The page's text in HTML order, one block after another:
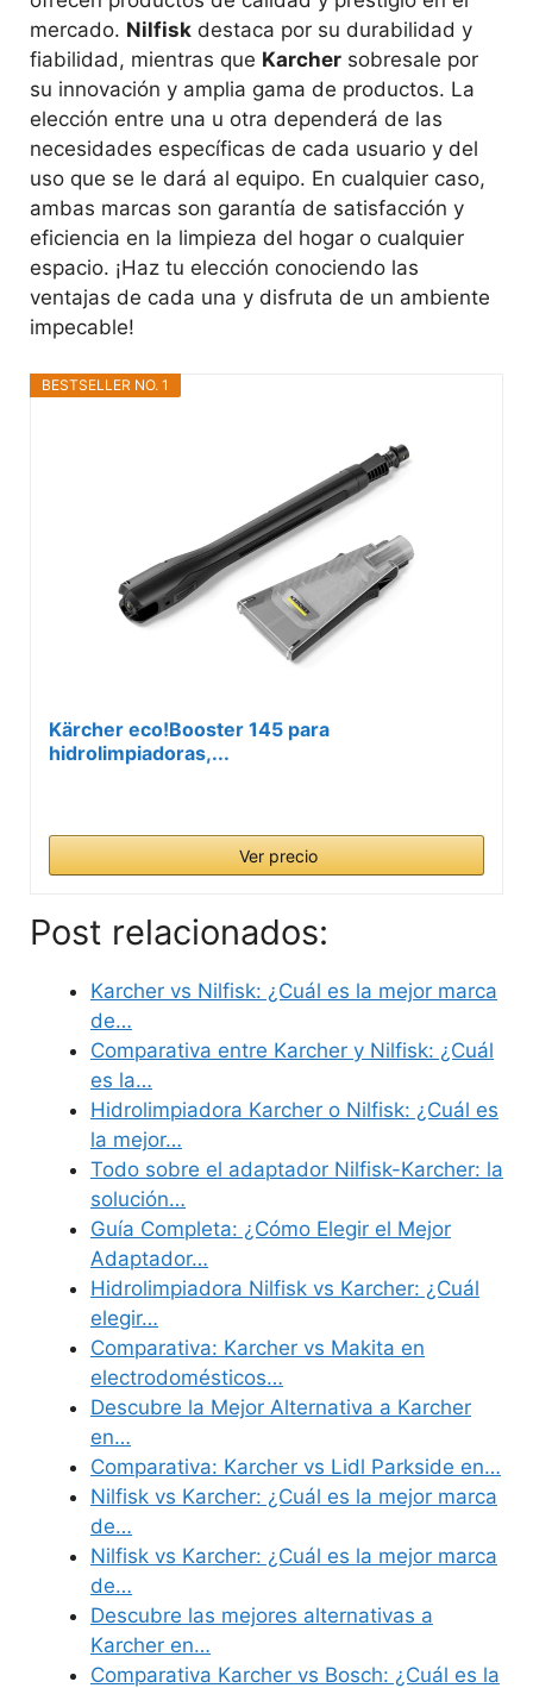
mercado. Nilfisk destaca por su durabilidad y
fiabilidad, mientras que Karcher sobresale por
su innovación y amplia gama de productos. La
elección entre una u otra dependerá de las
necesidades específicas de cada usuario y del
uso que se le dará al equipo. En cualquier caso,
ambas marcas son garantía de satisfacción y
eficiencia en la limpieza del hogar o cualquier
espacio. ¡Haz tu elección conociendo las
ventajas de cada una y disfruta de un ambiente
impecable!
BESTSELLER NO. 1
Kärcher eco!Booster 145 para
hidrolimpiadoras,...
Ver precio
Post relacionados:
Karcher vs Nilfisk: ¿Cuál es la mejor marca
de…
Comparativa entre Karcher y Nilfisk: ¿Cuál
es la…
Hidrolimpiadora Karcher o Nilfisk: ¿Cuál es
la mejor…
Todo sobre el adaptador Nilfisk-Karcher: la
solución…
Guía Completa: ¿Cómo Elegir el Mejor
Adaptador…
Hidrolimpiadora Nilfisk vs Karcher: ¿Cuál
elegir…
Comparativa: Karcher vs Makita en
electrodomésticos…
Descubre la Mejor Alternativa a Karcher
en…
Comparativa: Karcher vs Lidl Parkside en…
Nilfisk vs Karcher: ¿Cuál es la mejor marca
de…
Nilfisk vs Karcher: ¿Cuál es la mejor marca
de…
Descubre las mejores alternativas a
Karcher en…
Comparativa Karcher vs Bosch: ¿Cuál es la